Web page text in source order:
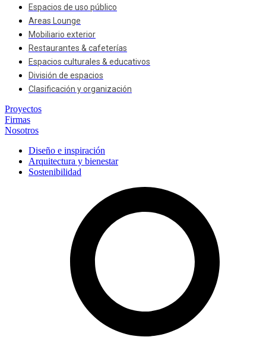
Espacios de uso público
Areas Lounge
Mobiliario exterior
Restaurantes & cafeterías
Espacios culturales & educativos
División de espacios
Clasificación y organización
Proyectos
Firmas
Nosotros
Diseño e inspiración
Arquitectura y bienestar
Sostenibilidad